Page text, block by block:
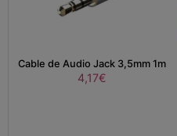
Cable de Audio Jack 3,5mm 1m
4,17€